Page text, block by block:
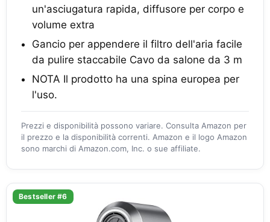
un'asciugatura rapida, diffusore per corpo e
volume extra
Gancio per appendere il filtro dell'aria facile
da pulire staccabile Cavo da salone da 3 m
NOTA Il prodotto ha una spina europea per
l'uso.
Prezzi e disponibilità possono variare. Consulta Amazon per
il prezzo e la disponibilità correnti. Amazon e il logo Amazon
sono marchi di Amazon.com, Inc. o sue affiliate.
Bestseller #6